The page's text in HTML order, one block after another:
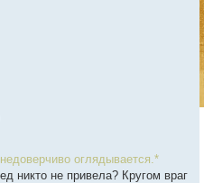
оглядывается.*
никто не привела? Кругом враг